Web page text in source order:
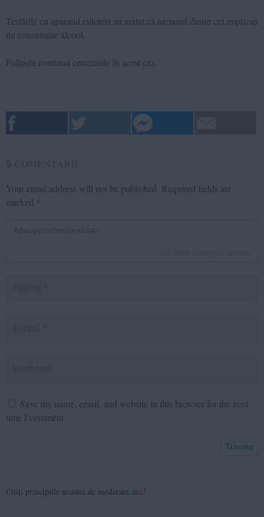
Testările cu aparatul etilotest au arătat că niciunul dintre cei implicați
nu consumase alcool.
Polițiștii continuă cercetările în acest caz.
Your email address will not be published. Required fields are
marked *
Save my name, email, and website in this browser for the next
time I comment.
Citiți principiile noastre de moderare aici !